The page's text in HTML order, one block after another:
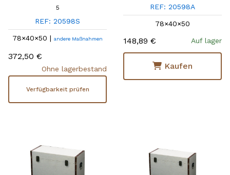
5
REF: 20598S
78×40×50 | andere Maßnahmen
372,50 €
Ohne lagerbestand
Verfügbarkeit prüfen
REF: 20598A
78×40×50
148,89 € Auf lager
Kaufen